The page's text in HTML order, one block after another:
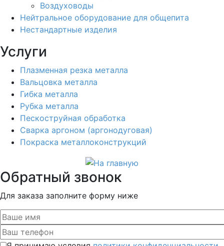
Воздуховоды
Нейтральное оборудование для общепита
Нестандартные изделия
Услуги
Плазменная резка металла
Вальцовка металла
Гибка металла
Рубка металла
Пескоструйная обработка
Сварка аргоном (аргонодуговая)
Покраска металлоконструкций
Обратный звонок
Для заказа заполните форму ниже